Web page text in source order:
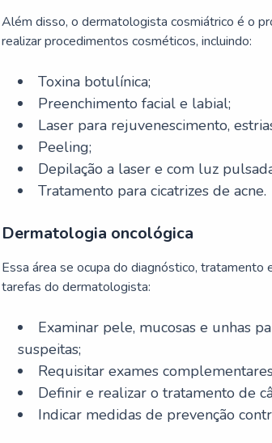
Além disso, o dermatologista cosmiátrico é o
realizar procedimentos cosméticos, incluindo:
Toxina botulínica;
Preenchimento facial e labial;
Laser para rejuvenescimento,
Peeling;
Depilação a laser e com luz
Tratamento para cicatrizes de acne.
Dermatologia oncológica
Essa área se ocupa do diagnóstico, tratamento
tarefas do dermatologista:
Examinar pele, mucosas e unhas
suspeitas;
Requisitar exames
Definir e realizar o tratamento de
Indicar medidas de prevenção